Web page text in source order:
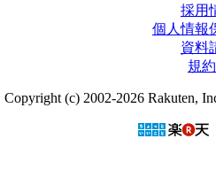
採用
個人情報
資料
規
Copyright (c) 2002-2026 Rakuten,